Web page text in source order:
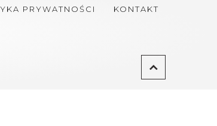
PRYWATNOŚCI KONTAKT